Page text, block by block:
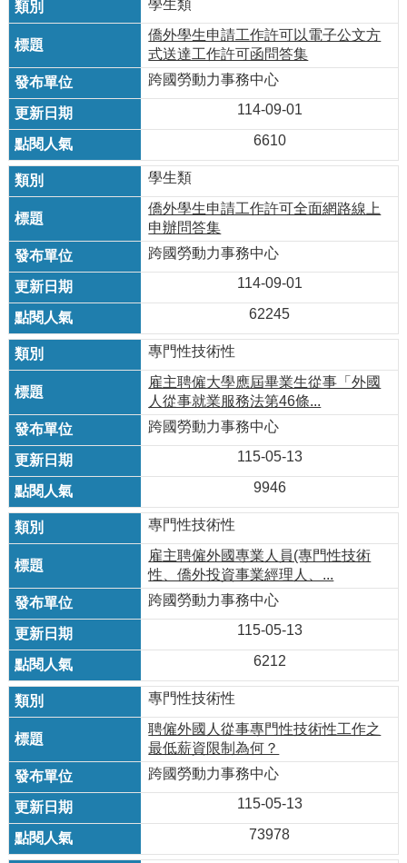
學生類
僑外學生申請工作許可以電子公文方
式送達工作許可函問答集
跨國勞動力事務中心
114-09-01
6610
學生類
僑外學生申請工作許可全面網路線上
申辦問答集
跨國勞動力事務中心
114-09-01
62245
專門性技術性
雇主聘僱大學應屆畢業生從事「外國
人從事就業服務法第46條...
跨國勞動力事務中心
115-05-13
9946
專門性技術性
雇主聘僱外國專業人員(專門性技術
性、僑外投資事業經理人、...
跨國勞動力事務中心
115-05-13
6212
專門性技術性
聘僱外國人從事專門性技術性工作之
最低薪資限制為何？
跨國勞動力事務中心
115-05-13
73978